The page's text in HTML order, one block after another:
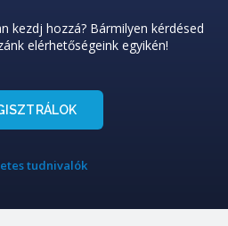
kezdj hozzá? Bármilyen kérdésed
elérhetőségeink egyikén!
tudnivalók